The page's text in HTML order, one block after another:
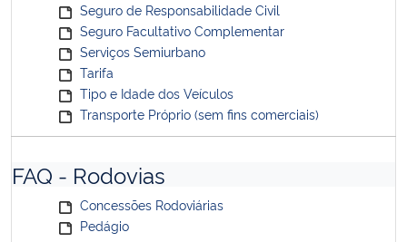
Seguro de Responsabilidade Civil
Seguro Facultativo Complementar
Serviços Semiurbano
Tarifa
Tipo e Idade dos Veículos
Transporte Próprio (sem fins comerciais)
FAQ - Rodovias
Concessões Rodoviárias
Pedágio